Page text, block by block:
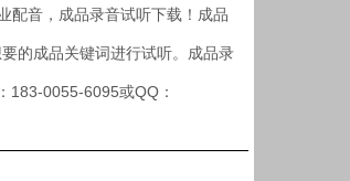
配音，成品录音试听下载！成品
的成品关键词进行试听。成品录
183-0055-6095或QQ：